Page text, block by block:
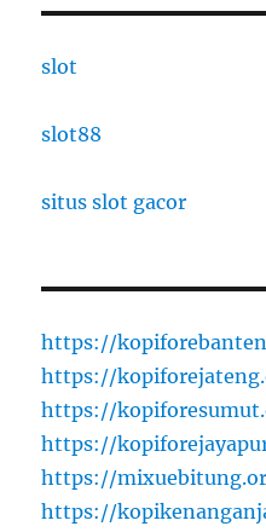
slot
slot88
situs slot gacor
https://
https://
https://
https://
https://
https://